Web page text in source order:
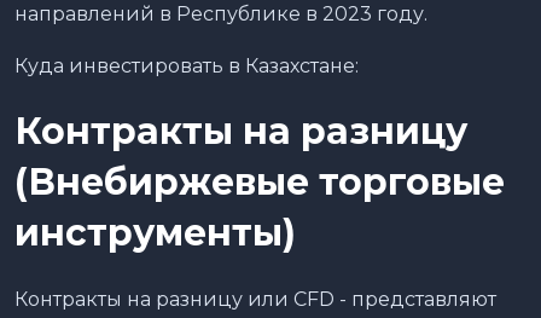
направлений в Республике в 2023 году.
Куда инвестировать в Казахстане:
Контракты на разницу
(Внебиржевые торговые
инструменты)
Контракты на разницу или CFD - представляют